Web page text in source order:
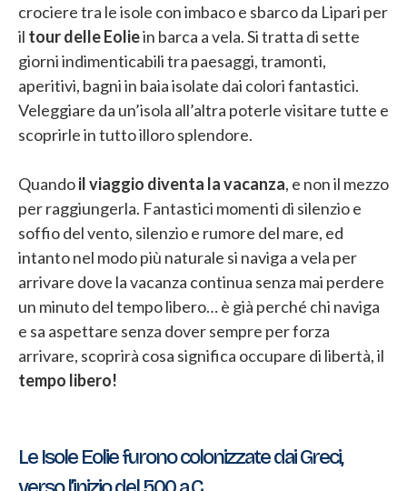
crociere tra le isole con imbaco e sbarco da Lipari per
il tour delle Eoliein barca a vela. Si tratta di sette
giorni indimenticabili tra paesaggi, tramonti,
aperitivi, bagni in baia isolate dai colori fantastici.
Veleggiare da un’isola all’altra poterle visitare tutte e
scoprirle in tutto illoro splendore.
Quandoil viaggio diventa la vacanza, e non il mezzo
per raggiungerla. Fantastici momenti di silenzio e
soffio del vento, silenzio e rumore del mare, ed
intanto nel modo più naturale si naviga a vela per
arrivare dove la vacanza continua senza mai perdere
un minuto del tempo libero… è già perché chi naviga
e sa aspettare senza dover sempre per forza
arrivare, scoprirà cosa significa occupare di libertà, il
tempo libero!
Navigazione
Le Isole Eolie furono colonizzate dai Greci,